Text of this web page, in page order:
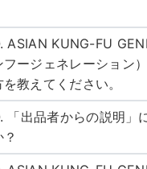
ASIAN KUNG-FU
フージェネレーション
を教えてください。
「出品者からの説明」